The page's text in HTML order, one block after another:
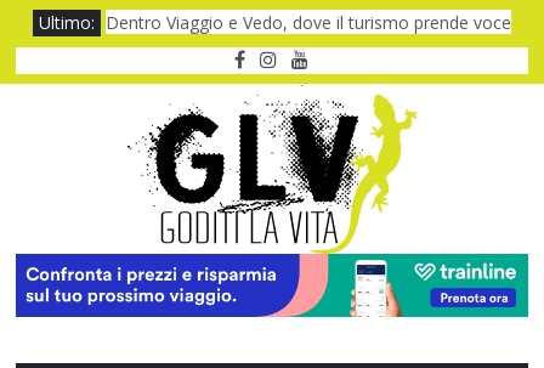
Ultimo: Dentro Viaggio e Vedo, dove il turismo prende voce
Quando il CUP ti fa aspettare troppo
Baviera da fiaba tra castelli e meraviglie
I Legnanesi a Milano 2027: risate smart
Film al cinema ad agosto 2026: le novità